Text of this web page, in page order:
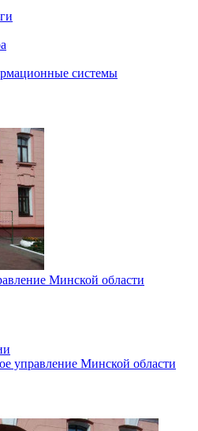
системы
Минской области
управление Минской области